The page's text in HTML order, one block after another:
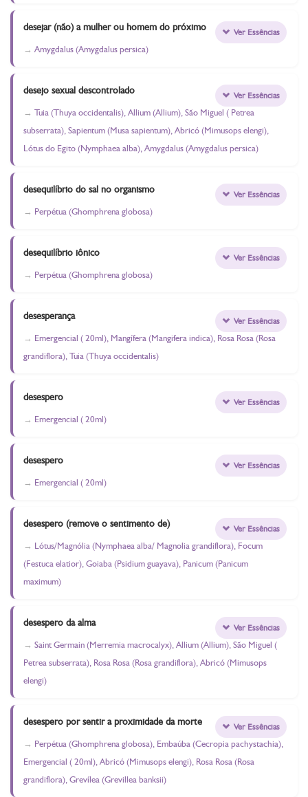
desejar (não) a mulher ou homem do próximo
Amygdalus (Amygdalus persica)
Ver Essências
desejo sexual descontrolado
Tuia (Thuya occidentalis), Allium (Allium), São Miguel ( Petrea
subserrata), Sapientum (Musa sapientum), Abricó (Mimusops elengi),
Lótus do Egito (Nymphaea alba), Amygdalus (Amygdalus persica)
Ver Essências
desequilíbrio do sal no organismo
Perpétua (Ghomphrena globosa)
Ver Essências
desequilíbrio iônico
Perpétua (Ghomphrena globosa)
Ver Essências
desesperança
Emergencial ( 20ml), Mangífera (Mangifera indica), Rosa Rosa (Rosa
grandiflora), Tuia (Thuya occidentalis)
Ver Essências
desespero
Emergencial ( 20ml)
Ver Essências
desespero
Emergencial ( 20ml)
Ver Essências
desespero (remove o sentimento de)
Lótus/Magnólia (Nymphaea alba/ Magnolia grandiflora), Focum
(Festuca elatior), Goiaba (Psidium guayava), Panicum (Panicum
maximum)
Ver Essências
desespero da alma
Saint Germain (Merremia macrocalyx), Allium (Allium), São Miguel (
Petrea subserrata), Rosa Rosa (Rosa grandiflora), Abricó (Mimusops
elengi)
Ver Essências
desespero por sentir a proximidade da morte
Perpétua (Ghomphrena globosa), Embaúba (Cecropia pachystachia),
Emergencial ( 20ml), Abricó (Mimusops elengi), Rosa Rosa (Rosa
grandiflora), Grevílea (Grevillea banksii)
Ver Essências